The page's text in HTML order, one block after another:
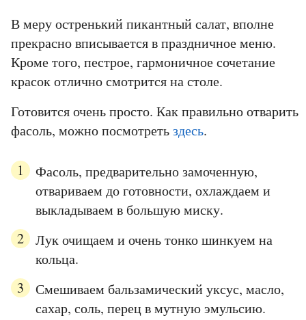
В меру остренький пикантный салат, вполне
прекрасно вписывается в праздничное меню.
Кроме того, пестрое, гармоничное сочетание
красок отлично смотрится на столе.
Готовится очень просто. Как правильно отварить
фасоль, можно посмотретьздесь.
Фасоль, предварительно замоченную,
отвариваем до готовности, охлаждаем и
выкладываем в большую миску.
Лук очищаем и очень тонко шинкуем на
кольца.
Смешиваем бальзамический уксус, масло,
сахар, соль, перец в мутную эмульсию.